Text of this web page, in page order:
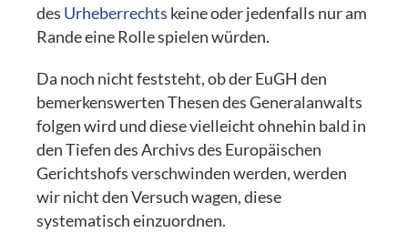
des Urheberrechts keine oder jedenfalls nur am
Rande eine Rolle spielen würden.
Da noch nicht feststeht, ob der EuGH den
bemerkenswerten Thesen des Generalanwalts
folgen wird und diese vielleicht ohnehin bald in
den Tiefen des Archivs des Europäischen
Gerichtshofs verschwinden werden, werden
wir nicht den Versuch wagen, diese
systematisch einzuordnen.